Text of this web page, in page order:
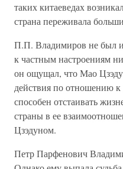
таких китаеведах
страна переживала
П.П. Владимиров не был
к частным настроениям
он ощущал, что Мао
действия по отношению
способен отстаивать
страны в ее
Цзэдуном.
Петр Парфенович